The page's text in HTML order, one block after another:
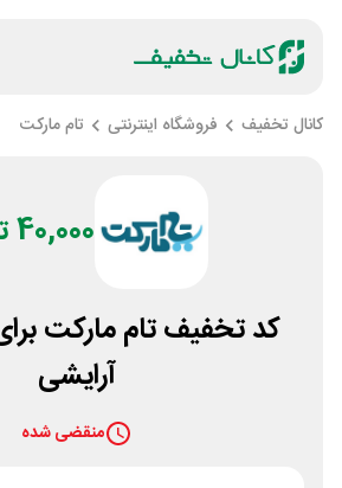
کانال تخفیف فروشگاه اینترنتی تام مارکت
40,000 تومان
کد تخفیف تام مارکت
آرایشی
منقضی شده